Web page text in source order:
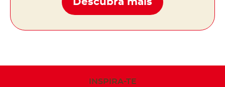
Descubra mais
INSPIRA-TE